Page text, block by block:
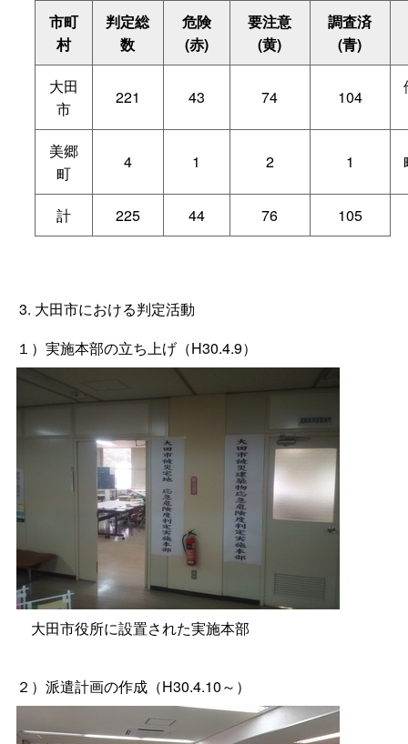
市町
村
判定総
数
危険
(赤)
要注意
(黄)
調査済
(青)
大田
市
221 43 74 104
美郷
町
4 1 2 1
計 225 44 76 105
大田市における判定活動
１）実施本部の立ち上げ（H30.4.9）
大田市役所に設置された実施本部
２）派遣計画の作成（H30.4.10～）